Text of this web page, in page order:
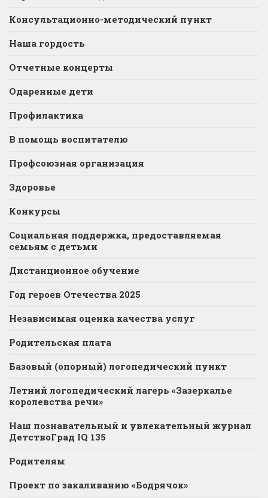
Консультационно-методический пункт
Наша гордость
Отчетные концерты
Одаренные дети
Профилактика
В помощь воспитателю
Профсоюзная организация
Здоровье
Конкурсы
Социальная поддержка, предоставляемая
семьям с детьми
Дистанционное обучение
Год героев Отечества 2025
Независимая оценка качества услуг
Родительская плата
Базовый (опорный) логопедический пункт
Летний логопедический лагерь «Зазеркалье
королевства речи»
Наш познавательный и увлекательный журнал
ДетствоГрад IQ 135
Родителям
Проект по закаливанию «Бодрячок»